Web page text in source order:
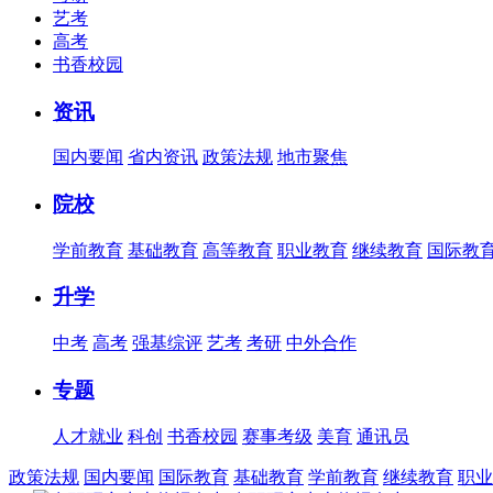
艺考
高考
书香校园
资讯
国内要闻 省内资讯 政策法规 地市聚焦
院校
学前教育 基础教育 高等教育 职业教育 继续教育 国际教
升学
中考 高考 强基综评 艺考 考研 中外合作
专题
人才就业 科创 书香校园 赛事考级 美育 通讯员
政策法规 国内要闻 国际教育 基础教育 学前教育 继续教育 职